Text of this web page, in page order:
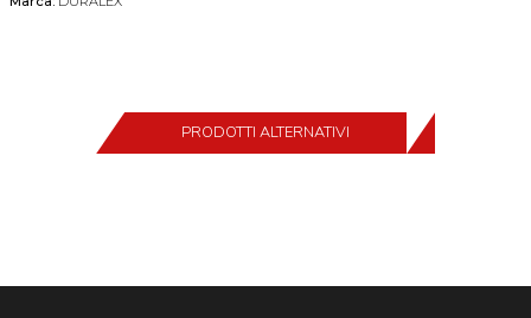
PRODOTTI ALTERNATIVI